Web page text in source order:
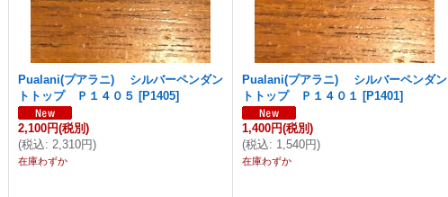
Pualani(プアラニ) シルバーペンダン
トトップ Ｐ１４０５ [P1405]
2,100円(税別)
(税込: 2,310円)
在庫わずか
Pualani(プアラニ) シルバーペンダン
トトップ Ｐ１４０１ [P1401]
1,400円(税別)
(税込: 1,540円)
在庫わずか